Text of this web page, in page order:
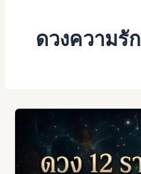
ดวงความรัก